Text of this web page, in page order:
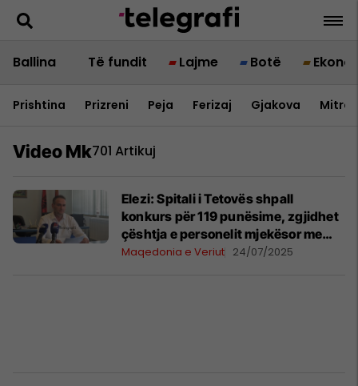
Ballina Të fundit Lajme Botë
Prishtina Prizreni Peja Ferizaj Gjakova
Video Mk701 Artikuj
Elezi: Spitali i Tetovës shpall
konkurs për 119 punësime, zgjidhet
çështja e personelit mjekësor me
kontrata në vepër
Maqedonia e Veriut 24/07/2025